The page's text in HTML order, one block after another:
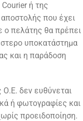
ή της
που έχει
ο πελάτης θα πρέπει
υποκατάστημα
και η παράδοση
Ο.Ε. δεν ευθύνεται
ή φωτογραφίες και
προειδοποίηση.